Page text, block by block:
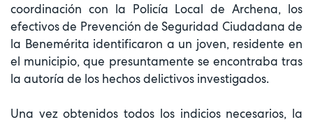
coordinación con la Policía Local de Archena, los
efectivos de Prevención de Seguridad Ciudadana de
la Benemérita identificaron a un joven, residente en
el municipio, que presuntamente se encontraba tras
la autoría de los hechos delictivos investigados.
Una vez obtenidos todos los indicios necesarios, la